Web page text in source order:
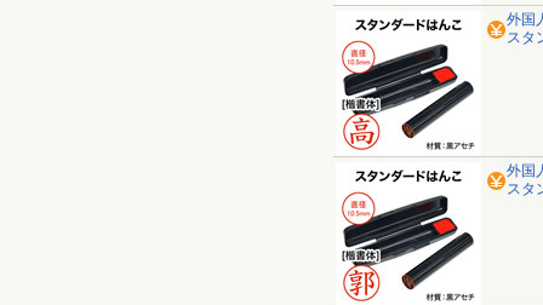
外国
スタ
外国
スタ